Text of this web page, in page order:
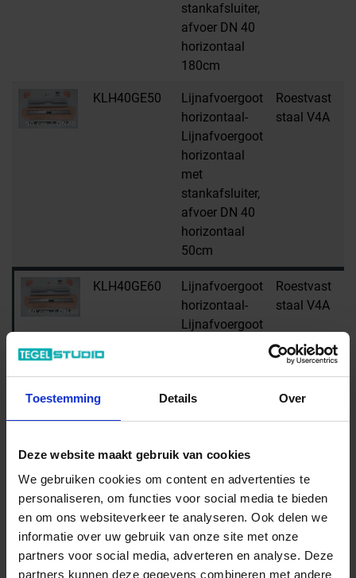
Toestemming Details Over
Deze website maakt gebruik van cookies
We gebruiken cookies om content en advertenties te
personaliseren, om functies voor social media te bieden
en om ons websiteverkeer te analyseren. Ook delen we
informatie over uw gebruik van onze site met onze
partners voor social media, adverteren en analyse. Deze
partners kunnen deze gegevens combineren met andere
stankafsluiter,
afvoer DN 40
horizontaal
180cm
KLH40GE50
Lijnafvoergoot
horizontaal-
Lijnafvoergoot
horizontaal
met
stankafsluiter,
afvoer DN 40
horizontaal
50cm
Roestvast
staal V4A
KLH40GE60
Lijnafvoergoot
horizontaal-
Lijnafvoergoot
stankafsluiter,
afvoer DN 40
horizontaal
Roestvast
staal V4A
KLH40GE70
Lijnafvoergoot
horizontaal-
Lijnafvoergoot
horizontaal
met
stankafsluiter,
Roestvast
staal V4A